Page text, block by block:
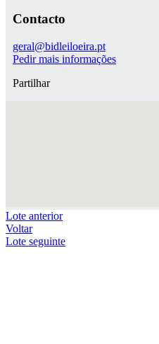
Contacto
geral@bidleiloeira.pt
Pedir mais informações
Partilhar
Lote anterior
Voltar
Lote seguinte